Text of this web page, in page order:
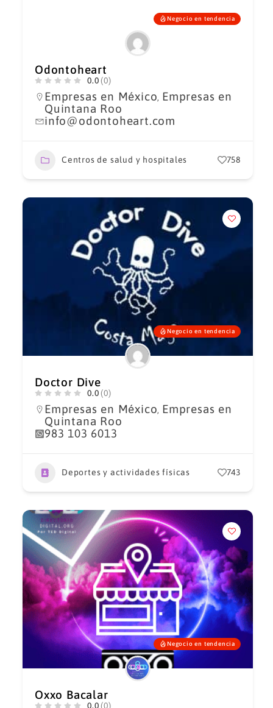
Negocio en tendencia
Odontoheart
0.0 (0)
Empresas en México, Empresas en
Quintana Roo
info@odontoheart.com
Centros de salud y hospitales 758
Negocio en tendencia
Doctor Dive
0.0 (0)
Empresas en México, Empresas en
Quintana Roo
983 103 6013
Deportes y actividades físicas 743
Negocio en tendencia
Oxxo Bacalar
0.0 (0)